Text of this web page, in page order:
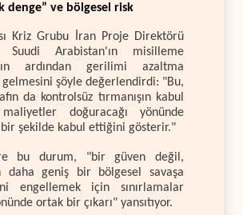
denge” ve bölgesel risk
Kriz Grubu İran Proje Direktörü
Arabistan'ın misilleme
ardından gerilimi azaltma
gelmesini şöyle değerlendirdi: "Bu,
da kontrolsüz tırmanışın kabul
doğuracağı yönünde
şekilde kabul ettiğini gösterir."
bu durum, "bir güven değil,
daha geniş bir bölgesel savaşa
engellemek için sınırlamalar
ortak bir çıkarı" yansıtıyor.